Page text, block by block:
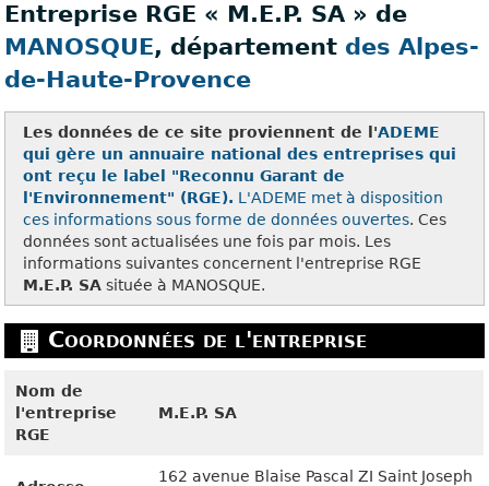
Entreprise RGE « M.E.P. SA » de
MANOSQUE, département des Alpes-
de-Haute-Provence
Les données de ce site proviennent de l'ADEME
qui gère un annuaire national des entreprises qui
ont reçu le label "Reconnu Garant de
l'Environnement" (RGE). L'ADEME met à disposition
ces informations sous forme de données ouvertes. Ces
données sont actualisées une fois par mois. Les
informations suivantes concernent l'entreprise RGE
M.E.P. SA située à MANOSQUE.
Coordonnées de l'entreprise
Nom de
l'entreprise
RGE
M.E.P. SA
162 avenue Blaise Pascal ZI Saint Joseph